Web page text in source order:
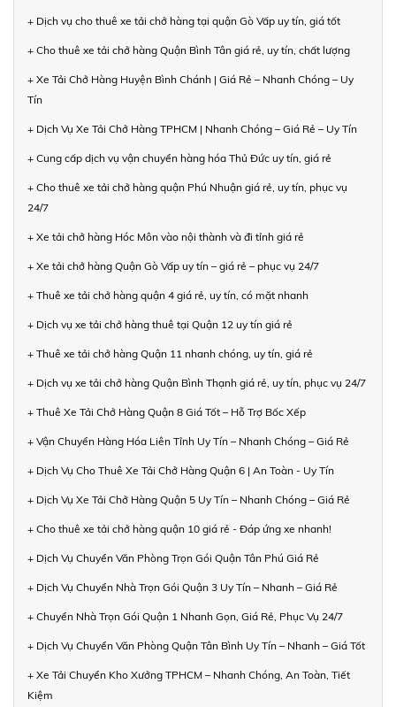
+ Dịch vụ cho thuê xe tải chở hàng tại quận Gò Vấp uy tín, giá tốt
+ Cho thuê xe tải chở hàng Quận Bình Tân giá rẻ, uy tín, chất lượng
+ Xe Tải Chở Hàng Huyện Bình Chánh | Giá Rẻ – Nhanh Chóng – Uy
Tín
+ Dịch Vụ Xe Tải Chở Hàng TPHCM | Nhanh Chóng – Giá Rẻ – Uy Tín
+ Cung cấp dịch vụ vận chuyển hàng hóa Thủ Đức uy tín, giá rẻ
+ Cho thuê xe tải chở hàng quận Phú Nhuận giá rẻ, uy tín, phục vụ
24/7
+ Xe tải chở hàng Hóc Môn vào nội thành và đi tỉnh giá rẻ
+ Xe tải chở hàng Quận Gò Vấp uy tín – giá rẻ – phục vụ 24/7
+ Thuê xe tải chở hàng quận 4 giá rẻ, uy tín, có mặt nhanh
+ Dịch vụ xe tải chở hàng thuê tại Quận 12 uy tín giá rẻ
+ Thuê xe tải chở hàng Quận 11 nhanh chóng, uy tín, giá rẻ
+ Dịch vụ xe tải chở hàng Quận Bình Thạnh giá rẻ, uy tín, phục vụ 24/7
+ Thuê Xe Tải Chở Hàng Quận 8 Giá Tốt – Hỗ Trợ Bốc Xếp
+ Vận Chuyển Hàng Hóa Liên Tỉnh Uy Tín – Nhanh Chóng – Giá Rẻ
+ Dịch Vụ Cho Thuê Xe Tải Chở Hàng Quận 6 | An Toàn - Uy Tín
+ Dịch Vụ Xe Tải Chở Hàng Quận 5 Uy Tín – Nhanh Chóng – Giá Rẻ
+ Cho thuê xe tải chở hàng quận 10 giá rẻ - Đáp ứng xe nhanh!
+ Dịch Vụ Chuyển Văn Phòng Trọn Gói Quận Tân Phú Giá Rẻ
+ Dịch Vụ Chuyển Nhà Trọn Gói Quận 3 Uy Tín – Nhanh – Giá Rẻ
+ Chuyển Nhà Trọn Gói Quận 1 Nhanh Gọn, Giá Rẻ, Phục Vụ 24/7
+ Dịch Vụ Chuyển Văn Phòng Quận Tân Bình Uy Tín – Nhanh – Giá Tốt
+ Xe Tải Chuyển Kho Xưởng TPHCM – Nhanh Chóng, An Toàn, Tiết
Kiệm